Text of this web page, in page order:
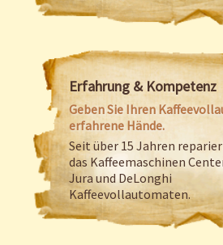
Erfahrung & Kompetenz
Geben Sie Ihren
erfahrene Hände.
Seit über 15 Jahren
das Kaffeemaschinen
Jura und DeLonghi
Kaffeevollautomaten.